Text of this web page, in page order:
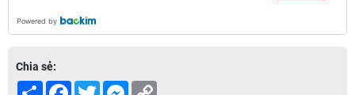
Powered by
Chia sẻ:
Share Facebook
TwitterMessenger